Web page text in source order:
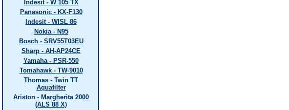
Indesit - W 105 TX
Panasonic - KX-F130
Indesit - WISL 86
Nokia - N95
Bosch - SRV55T03EU
Sharp - AH-AP24CE
Yamaha - PSR-550
Tomahawk - TW-9010
Thomas - Twin TT
Aquafilter
Ariston - Margherita 2000
(ALS 88 X)